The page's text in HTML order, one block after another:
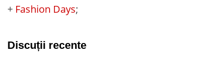
+ Fashion Days;
Discuții recente